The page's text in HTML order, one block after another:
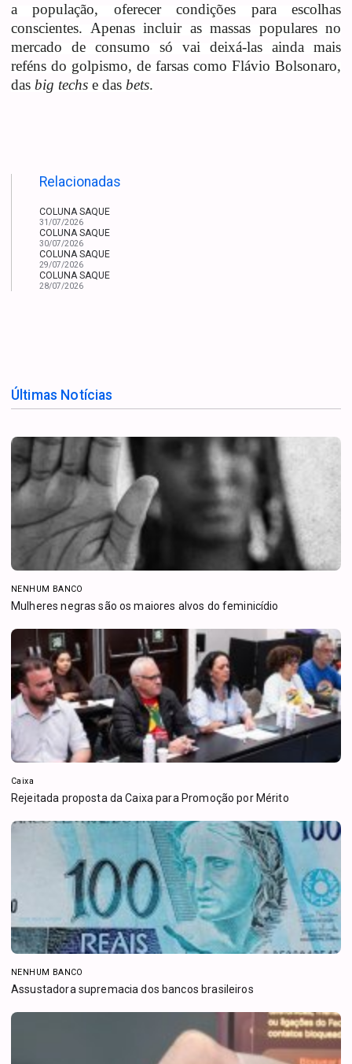
a população, oferecer condições para escolhas
conscientes. Apenas incluir as massas populares no
mercado de consumo só vai deixá-las ainda mais
reféns do golpismo, de farsas como Flávio Bolsonaro,
das big techs e das bets.
Relacionadas
COLUNA SAQUE
31/07/2026
COLUNA SAQUE
30/07/2026
COLUNA SAQUE
29/07/2026
COLUNA SAQUE
28/07/2026
Últimas Notícias
NENHUM BANCO
Mulheres negras são os maiores alvos do feminicídio
Caixa
Rejeitada proposta da Caixa para Promoção por Mérito
NENHUM BANCO
Assustadora supremacia dos bancos brasileiros